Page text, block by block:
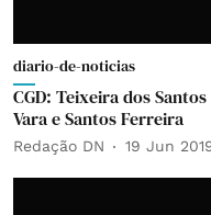
diario-de-noticias
CGD: Teixeira dos
Vara e Santos Ferreira
Redação DN 19 Jun